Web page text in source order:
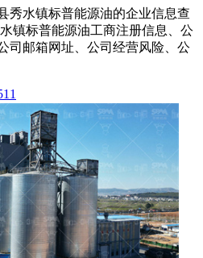
秀水镇标普能源油的企业信息查
镇标普能源油工商注册信息、公
司邮箱网址、公司经营风险、公